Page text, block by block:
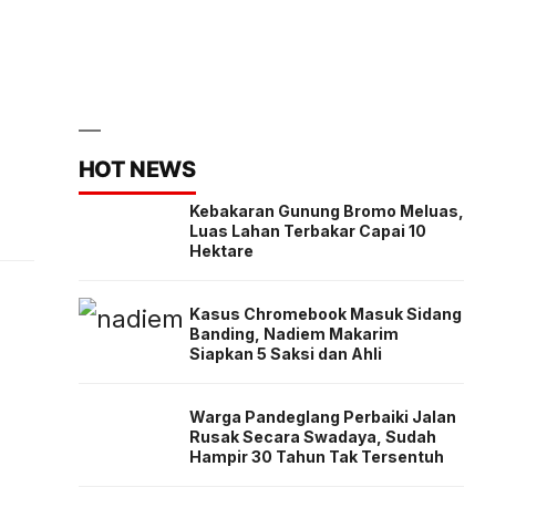
HOT NEWS
Kebakaran Gunung Bromo Meluas,
Luas Lahan Terbakar Capai 10
Hektare
Kasus Chromebook Masuk Sidang
Banding, Nadiem Makarim
Siapkan 5 Saksi dan Ahli
Warga Pandeglang Perbaiki Jalan
Rusak Secara Swadaya, Sudah
Hampir 30 Tahun Tak Tersentuh